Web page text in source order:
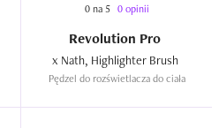
0 na 5 0 opinii
Revolution Pro
Pędzel do rozświetlacza do ciała